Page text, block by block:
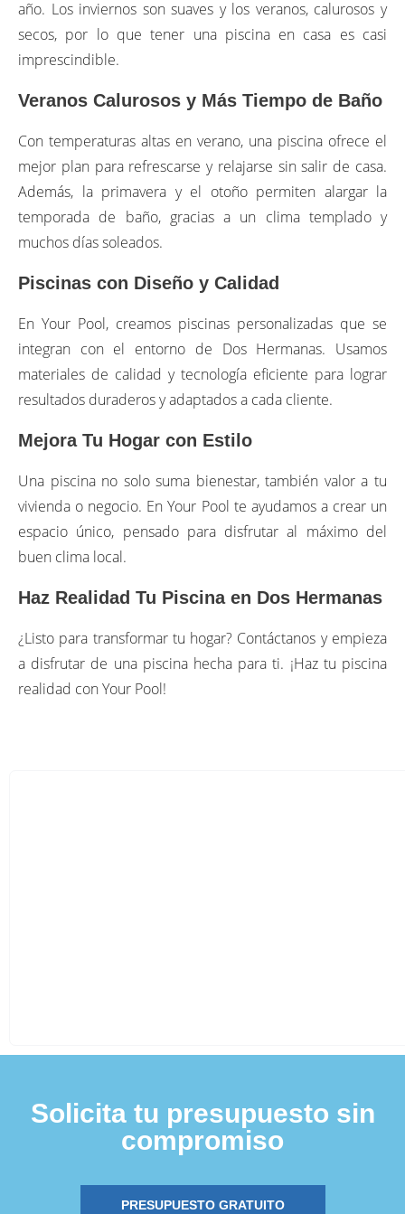
año. Los inviernos son suaves y los veranos, calurosos y
secos, por lo que tener una piscina en casa es casi
imprescindible.
Veranos Calurosos y Más Tiempo de Baño
Con temperaturas altas en verano, una piscina ofrece el
mejor plan para refrescarse y relajarse sin salir de casa.
Además, la primavera y el otoño permiten alargar la
temporada de baño, gracias a un clima templado y
muchos días soleados.
Piscinas con Diseño y Calidad
En Your Pool, creamos piscinas personalizadas que se
integran con el entorno de Dos Hermanas. Usamos
materiales de calidad y tecnología eficiente para lograr
resultados duraderos y adaptados a cada cliente.
Mejora Tu Hogar con Estilo
Una piscina no solo suma bienestar, también valor a tu
vivienda o negocio. En Your Pool te ayudamos a crear un
espacio único, pensado para disfrutar al máximo del
buen clima local.
Haz Realidad Tu Piscina en Dos Hermanas
¿Listo para transformar tu hogar? Contáctanos y empieza
a disfrutar de una piscina hecha para ti. ¡Haz tu piscina
realidad con Your Pool!
Solicita tu presupuesto sin
compromiso
PRESUPUESTO GRATUITO